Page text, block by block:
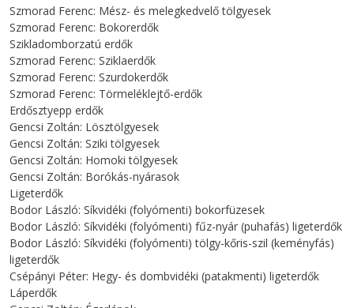
Szmorad Ferenc: Mész- és melegkedvelő tölgyesek
Szmorad Ferenc: Bokorerdők
Szikladomborzatú erdők
Szmorad Ferenc: Sziklaerdők
Szmorad Ferenc: Szurdokerdők
Szmorad Ferenc: Törmeléklejtő-erdők
Erdősztyepp erdők
Gencsi Zoltán: Lösztölgyesek
Gencsi Zoltán: Sziki tölgyesek
Gencsi Zoltán: Homoki tölgyesek
Gencsi Zoltán: Borókás-nyárasok
Ligeterdők
Bodor László: Síkvidéki (folyómenti) bokorfüzesek
Bodor László: Síkvidéki (folyómenti) fűz-nyár (puhafás) ligeterdők
Bodor László: Síkvidéki (folyómenti) tölgy-kőris-szil (keményfás)
ligeterdők
Csépányi Péter: Hegy- és dombvidéki (patakmenti) ligeterdők
Láperdők